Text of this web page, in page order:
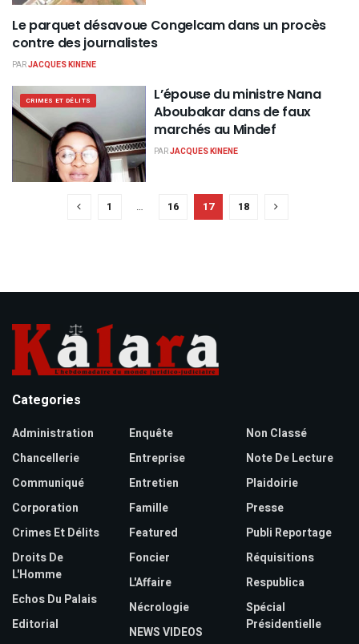
CRIMES ET DÉLITS
Le parquet désavoue Congelcam dans un procès
contre des journalistes
PARJACQUES KINENE
CRIMES ET DÉLITS
L’épouse du ministre Nana
Aboubakar dans de faux
marchés au Mindef
PARJACQUES KINENE
1 … 16 17 18
Categories
Administration
Chancellerie
Communiqué
Corporation
Crimes Et Délits
Droits De
L'Homme
Echos Du Palais
Editorial
Enquête
Entreprise
Entretien
Famille
Featured
Foncier
L'Affaire
Nécrologie
NEWS VIDEOS
Non Classé
Note De Lecture
Plaidoirie
Presse
Publi Reportage
Réquisitions
Respublica
Spécial
Présidentielle